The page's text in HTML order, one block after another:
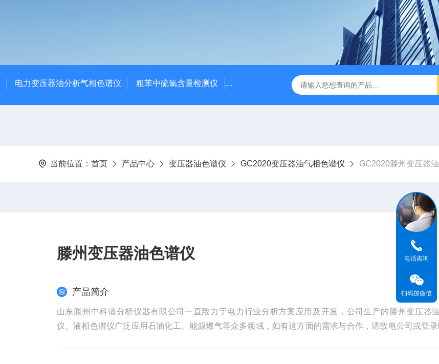
电力变压器油分析气相色谱仪 粗苯中硫氯含量检测仪 国产气相色谱仪价格/国产气相色谱仪厂家
当前位置： 首页 产品中心 变压器油色谱仪 GC2020变压器油气相色谱仪 GC2020滕州变压器
滕州变压器油色谱仪
产品简介
山东滕州中科谱分析仪器有限公司一直致力于电力行业分析方案应用及开发，公司生产的滕州变压器
仪、液相色谱仪广泛应用石油化工、能源燃气等众多领域，如有这方面的需求与合作，请致电公司或登录
电话咨询
扫码加微信